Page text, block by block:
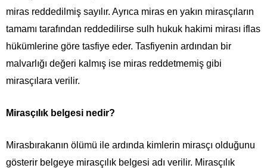
miras reddedilmiş sayılır. Ayrıca miras en yakın mirasçıların
tamamı tarafından reddedilirse sulh hukuk hakimi mirası iflas
hükümlerine göre tasfiye eder. Tasfiyenin ardından bir
malvarlığı değeri kalmış ise miras reddetmemiş gibi
mirasçılara verilir.
Mirasçılık belgesi nedir?
Mirasbırakanın ölümü ile ardında kimlerin mirasçı olduğunu
gösterir belgeye mirasçılık belgesi adı verilir. Mirasçılık